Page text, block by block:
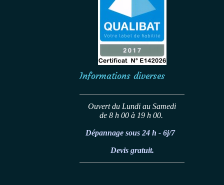
Informations diverses
Ouvert du Lundi au Samedi
de 8 h 00 à 19 h 00.
Dépannage sous 24 h - 6j/7
Devis gratuit.